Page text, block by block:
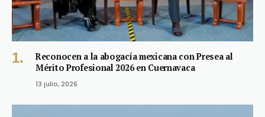
Reconocen a la abogacía mexicana con Presea al
Mérito Profesional 2026 en Cuernavaca
13 julio, 2026